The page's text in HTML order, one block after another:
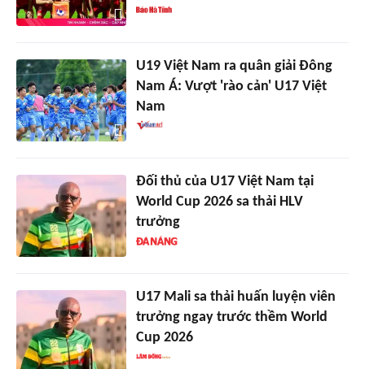
U19 Việt Nam ra quân giải Đông
Nam Á: Vượt 'rào cản' U17 Việt
Nam
Đối thủ của U17 Việt Nam tại
World Cup 2026 sa thải HLV
trưởng
U17 Mali sa thải huấn luyện viên
trưởng ngay trước thềm World
Cup 2026